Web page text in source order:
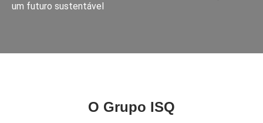
um futuro sustentável
O Grupo ISQ